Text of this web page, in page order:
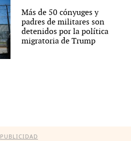
Más de 50 cónyuges y
padres de militares son
detenidos por la política
migratoria de Trump
PUBLICIDAD